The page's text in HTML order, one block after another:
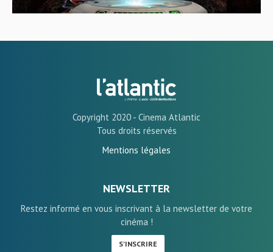
Copyright 2020 - Cinema Atlantic
Tous droits réservés
Mentions légales
NEWSLETTER
Restez informé en vous inscrivant à la newsletter de votre
cinéma !
S'INSCRIRE